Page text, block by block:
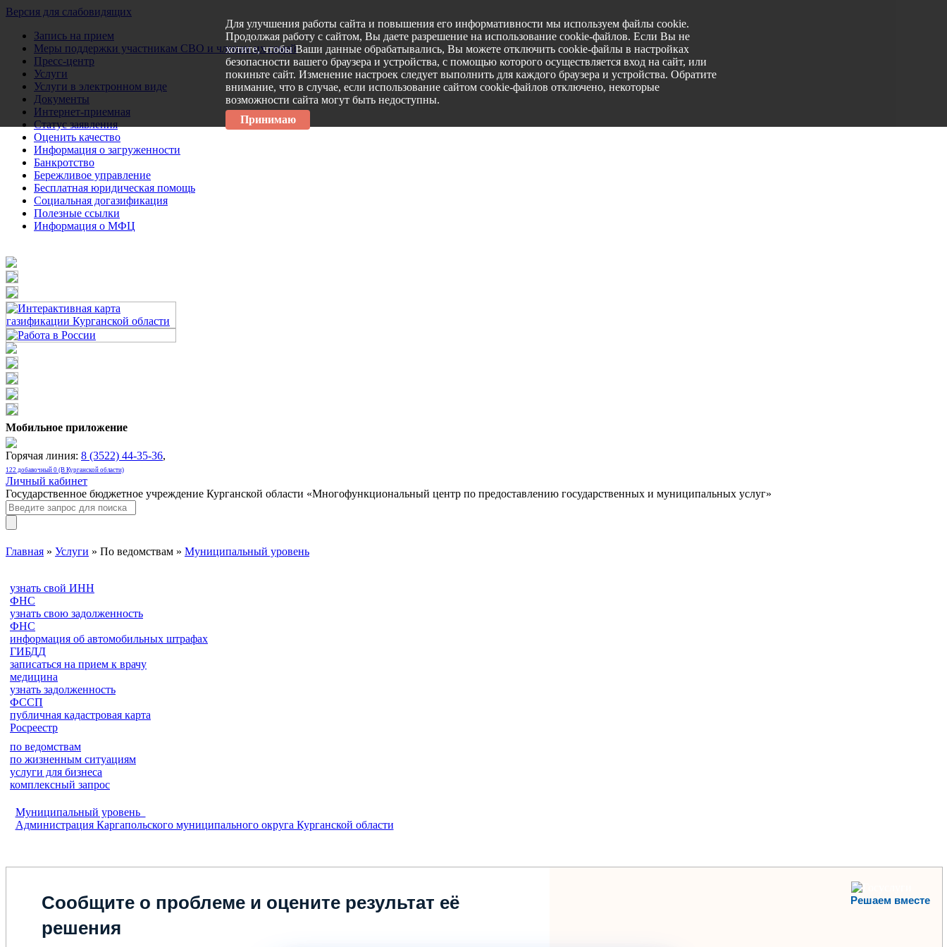
Версия для слабовидящих
Запись на прием
Меры поддержки участникам СВО и членам их семей
Пресс-центр
Услуги
Услуги в электронном виде
Документы
Интернет-приемная
Статус заявления
Оценить качество
Информация о загруженности
Банкротство
Бережливое управление
Бесплатная юридическая помощь
Социальная догазификация
Полезные ссылки
Информация о МФЦ
Мобильное приложение
Горячая линия: 8 (3522) 44-35-36,
122 добавочный 0 (В Курганской области)
Личный кабинет
Государственное бюджетное учреждение Курганской области «Многофункциональный центр по предоставлению государственных и муниципальных услуг»
Главная » Услуги » По ведомствам » Муниципальный уровень
узнать свой ИНН
ФНС
узнать свою задолженность
ФНС
информация об автомобильных штрафах
ГИБДД
записаться на прием к врачу
медицина
узнать задолженность
ФССП
публичная кадастровая карта
Росреестр
по ведомствам
по жизненным ситуациям
услуги для бизнеса
комплексный запрос
Муниципальный уровень
Администрация Каргапольского муниципального округа Курганской области
Решаем вместе
Сообщите о проблеме и оцените результат её
решения
Для улучшения работы сайта и повышения его информативности мы используем файлы cookie.
Продолжая работу с сайтом, Вы даете разрешение на использование cookie-файлов. Если Вы не
хотите, чтобы Ваши данные обрабатывались, Вы можете отключить cookie-файлы в настройках
безопасности вашего браузера и устройства, с помощью которого осуществляется вход на сайт, или
покиньте сайт. Изменение настроек следует выполнить для каждого браузера и устройства. Обратите
внимание, что в случае, если использование сайтом cookie-файлов отключено, некоторые
возможности сайта могут быть недоступны.
Принимаю